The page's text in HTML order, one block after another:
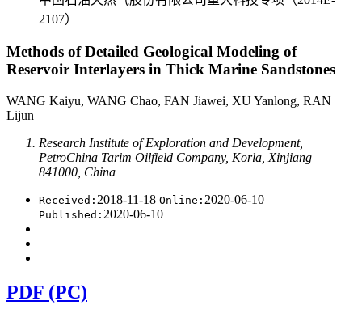
2107）
Methods of Detailed Geological Modeling of
Reservoir Interlayers in Thick Marine Sandstones
WANG Kaiyu, WANG Chao, FAN Jiawei, XU Yanlong, RAN
Lijun
Research Institute of Exploration and Development,
PetroChina Tarim Oilfield Company, Korla, Xinjiang
841000, China
Received: 2018-11-18 Online: 2020-06-10
Published: 2020-06-10
PDF (PC)